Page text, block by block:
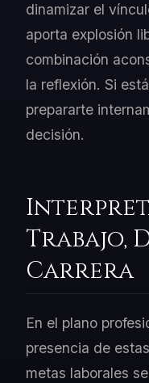
dinamizar el
aporta explosión
combinación
la reflexión. Si
prepararte
decisión.
Trabajo,
Carrera
En el plano
presencia de
metas laborales